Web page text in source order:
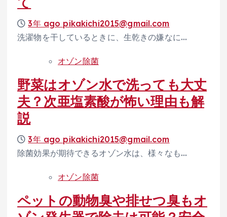
3年 ago pikakichi2015@gmail.com
洗濯物を干しているときに、生乾きの嫌なに…
オゾン除菌
野菜はオゾン水で洗っても大丈
夫？次亜塩素酸が怖い理由も解
説
3年 ago pikakichi2015@gmail.com
除菌効果が期待できるオゾン水は、様々なも…
オゾン除菌
ペットの動物臭や排せつ臭もオ